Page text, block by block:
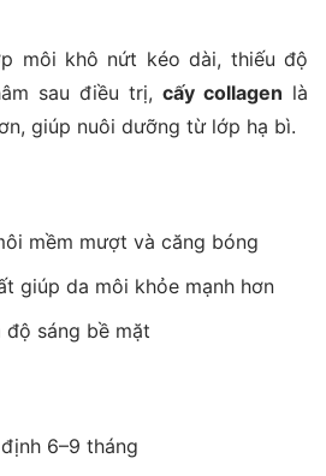
môi khô nứt kéo dài, thiếu độ
sau điều trị, cấy collagen là
giúp nuôi dưỡng từ lớp hạ bì.
mềm mượt và căng bóng
giúp da môi khỏe mạnh hơn
sáng bề mặt
6–9 tháng